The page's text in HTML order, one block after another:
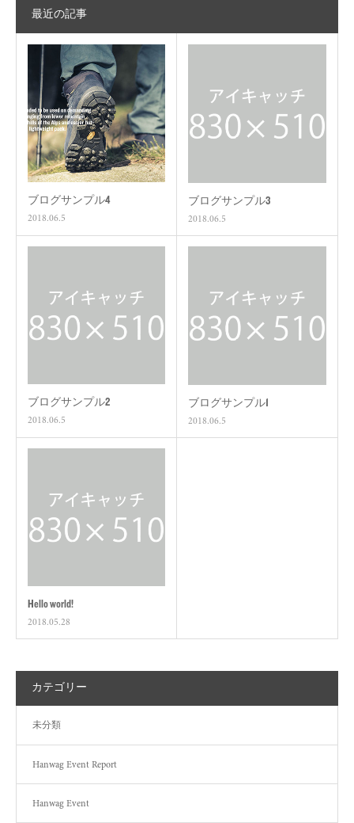
最近の記事
ブログサンプル4
2018.06.5
ブログサンプル3
2018.06.5
ブログサンプル2
2018.06.5
ブログサンプル1
2018.06.5
Hello world!
2018.05.28
カテゴリー
未分類
Hanwag Event Report
Hanwag Event